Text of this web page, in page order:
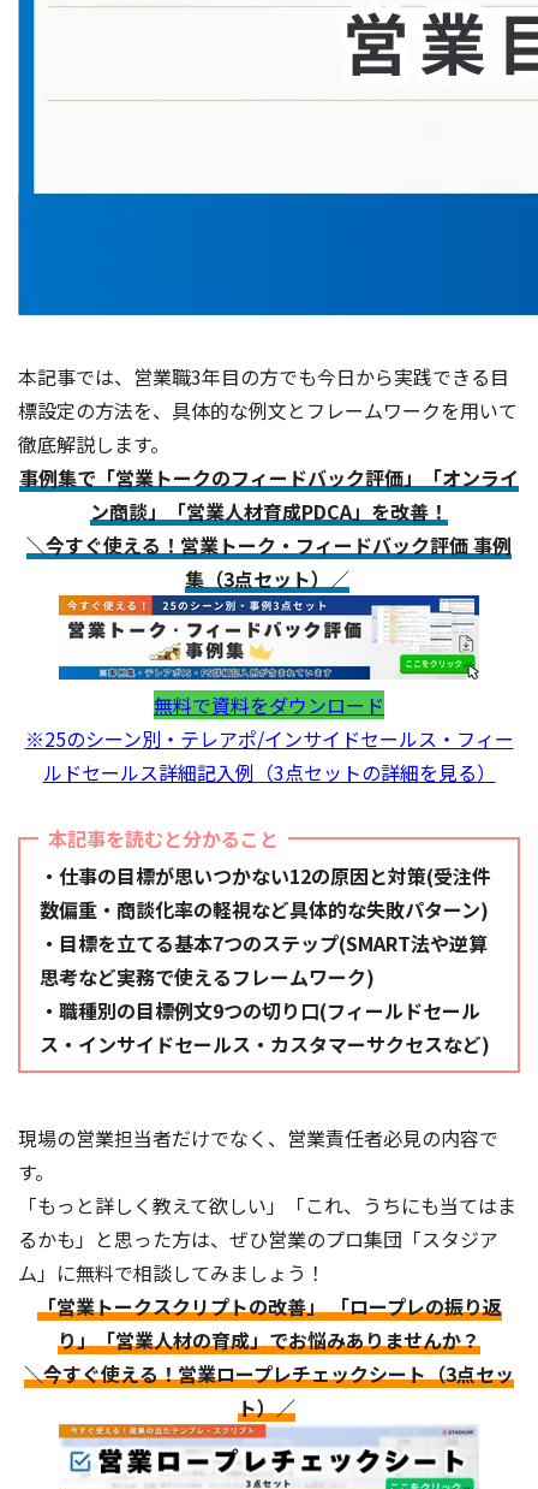
本記事では、営業職3年目の方でも今日から実践できる目
標設定の方法を、具体的な例文とフレームワークを用いて
徹底解説します。
事例集で「営業トークのフィードバック評価」「オンライ
ン商談」「営業人材育成PDCA」を改善！
＼今すぐ使える！営業トーク・フィードバック評価 事例
集（3点セット）／
無料で資料をダウンロード
※25のシーン別・テレアポ/インサイドセールス・フィー
ルドセールス詳細記入例（3点セットの詳細を見る）
本記事を読むと分かること
・仕事の目標が思いつかない12の原因と対策(受注件
数偏重・商談化率の軽視など具体的な失敗パターン)
・目標を立てる基本7つのステップ(SMART法や逆算
思考など実務で使えるフレームワーク)
・職種別の目標例文9つの切り口(フィールドセール
ス・インサイドセールス・カスタマーサクセスなど)
現場の営業担当者だけでなく、営業責任者必見の内容で
す。
「もっと詳しく教えて欲しい」「これ、うちにも当てはま
るかも」と思った方は、ぜひ営業のプロ集団「スタジア
ム」に無料で相談してみましょう！
「営業トークスクリプトの改善」 「ロープレの振り返
り」「営業人材の育成」でお悩みありませんか？
＼今すぐ使える！営業ロープレチェックシート（3点セッ
ト）／